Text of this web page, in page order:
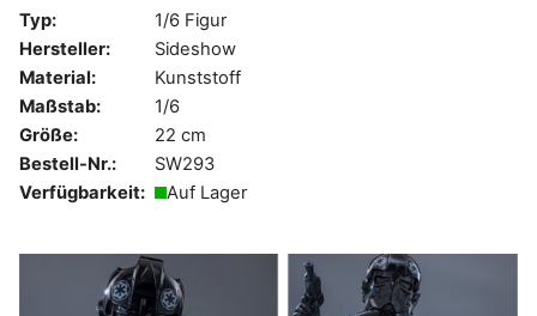
Typ:
1/6 Figur
Hersteller:
Sideshow
Material:
Kunststoff
Maßstab:
1/6
Größe:
22 cm
Bestell-Nr.:
SW293
Verfügbarkeit:
Auf Lager